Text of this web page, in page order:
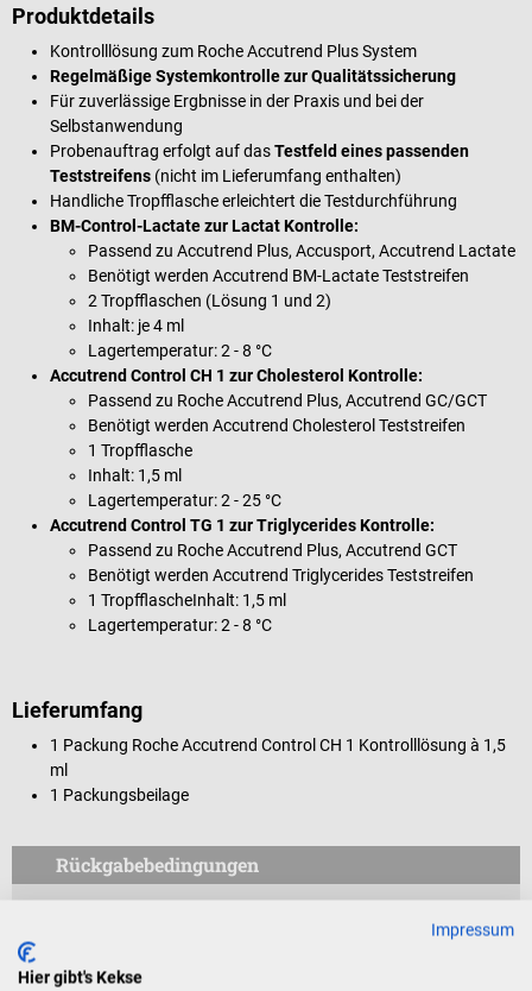
Produktdetails
Kontrolllösung zum Roche Accutrend Plus System
Regelmäßige Systemkontrolle zur Qualitätssicherung
Für zuverlässige Ergbnisse in der Praxis und bei der
Selbstanwendung
Probenauftrag erfolgt auf dasTestfeld eines passenden
Teststreifens (nicht im Lieferumfang enthalten)
Handliche Tropfflasche erleichtert die Testdurchführung
BM-Control-Lactate zur Lactat Kontrolle:
Passend zu Accutrend Plus, Accusport, Accutrend Lactate
Benötigt werden Accutrend BM-Lactate Teststreifen
2 Tropfflaschen (Lösung 1 und 2)
Inhalt: je 4 ml
Lagertemperatur: 2 - 8 °C
Accutrend Control CH 1 zur Cholesterol Kontrolle:
Passend zu Roche Accutrend Plus, Accutrend GC/GCT
Benötigt werden Accutrend Cholesterol Teststreifen
1 Tropfflasche
Inhalt: 1,5 ml
Lagertemperatur: 2 - 25 °C
Accutrend Control TG 1 zur Triglycerides Kontrolle:
Passend zu Roche Accutrend Plus, Accutrend GCT
Benötigt werden Accutrend Triglycerides Teststreifen
1 TropfflascheInhalt: 1,5 ml
Lagertemperatur: 2 - 8 °C
Lieferumfang
1 Packung Roche Accutrend Control CH 1 Kontrolllösung à 1,5
ml
1 Packungsbeilage
Rückgabebedingungen
Für Verbraucher besteht das Widerrufsrecht nicht bei
Impressum
Hier gibt's Kekse